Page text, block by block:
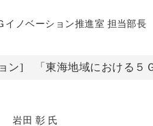
イノベーション推進室 担当部
ン] 「東海地域における５
田 彰 氏